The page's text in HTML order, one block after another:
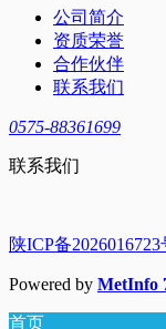
公司简介
资质荣誉
合作伙伴
联系我们
0575-88361699
联系我们
陕ICP备2026016723
Powered by MetInfo
首页